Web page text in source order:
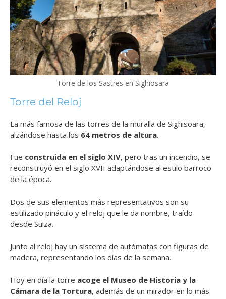
Torre de los Sastres en Sighiosara
Torre del Reloj
La más famosa de las torres de la muralla de Sighisoara,
alzándose hasta los 64 metros de altura.
Fue construida en el siglo XIV, pero tras un incendio, se
reconstruyó en el siglo XVII adaptándose al estilo barroco
de la época.
Dos de sus elementos más representativos son su
estilizado pináculo y el reloj que le da nombre, traído
desde Suiza.
Junto al reloj hay un sistema de autómatas con figuras de
madera, representando los días de la semana.
Hoy en día la torre acoge el Museo de Historia y la
Cámara de la Tortura, además de un mirador en lo más